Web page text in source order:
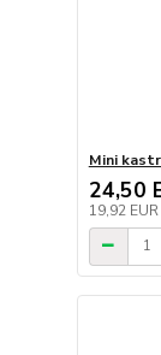
Mini
24,50
19,92 EUR